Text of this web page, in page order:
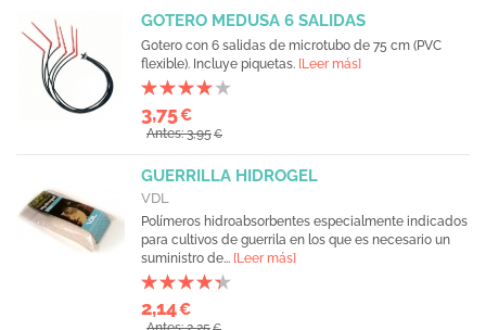
GOTERO MEDUSA 6 SALIDAS
Gotero con 6 salidas de microtubo de 75 cm (PVC
flexible). Incluye piquetas. [Leer más]
3,75€
Antes: 3,95€
GUERRILLA HIDROGEL
VDL
Polímeros hidroabsorbentes especialmente indicados
para cultivos de guerrila en los que es necesario un
suministro de... [Leer más]
2,14€